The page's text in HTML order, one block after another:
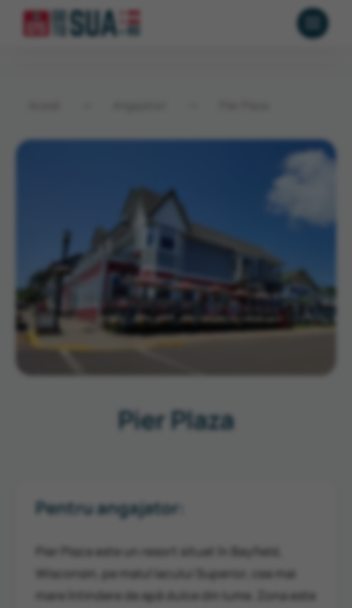
Pier Plaza
Pentru angajator:
Pier Plaza este un resort situat în Bayfield,
Wisconsin, pe malul lacului Superior, cea mai
mare întindere de apă dulce din lume. Zona este